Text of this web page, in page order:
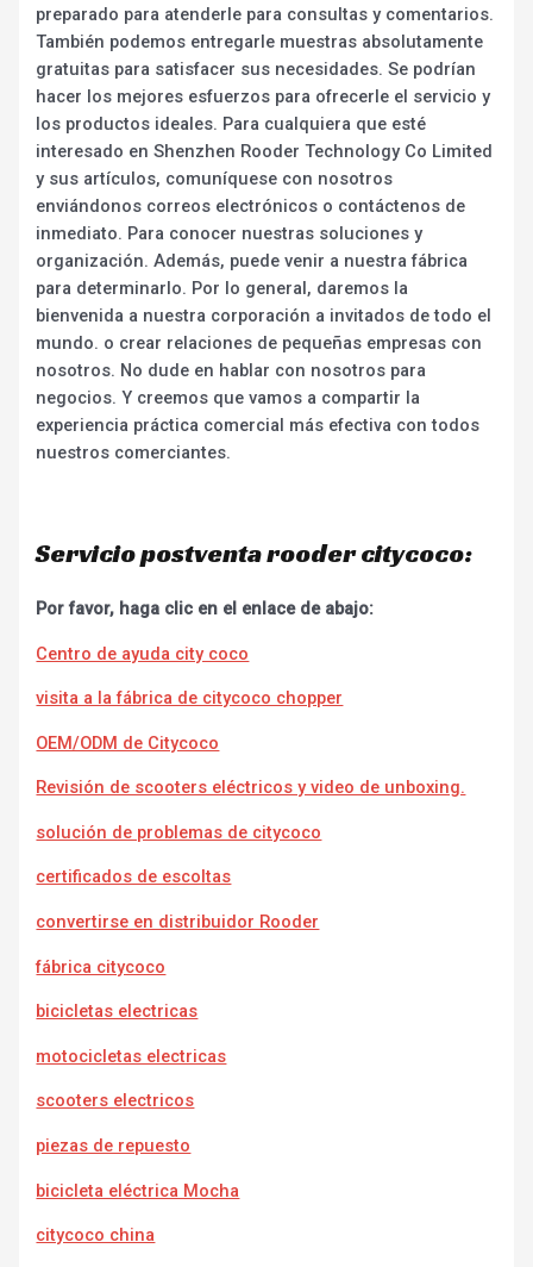
preparado para atenderle para consultas y comentarios.
También podemos entregarle muestras absolutamente
gratuitas para satisfacer sus necesidades. Se podrían
hacer los mejores esfuerzos para ofrecerle el servicio y
los productos ideales. Para cualquiera que esté
interesado en Shenzhen Rooder Technology Co Limited
y sus artículos, comuníquese con nosotros
enviándonos correos electrónicos o contáctenos de
inmediato. Para conocer nuestras soluciones y
organización. Además, puede venir a nuestra fábrica
para determinarlo. Por lo general, daremos la
bienvenida a nuestra corporación a invitados de todo el
mundo. o crear relaciones de pequeñas empresas con
nosotros. No dude en hablar con nosotros para
negocios. Y creemos que vamos a compartir la
experiencia práctica comercial más efectiva con todos
nuestros comerciantes.
Servicio postventa rooder citycoco:
Por favor, haga clic en el enlace de abajo:
Centro de ayuda city coco
visita a la fábrica de citycoco chopper
OEM/ODM de Citycoco
Revisión de scooters eléctricos y video de unboxing.
solución de problemas de citycoco
certificados de escoltas
convertirse en distribuidor Rooder
fábrica citycoco
bicicletas electricas
motocicletas electricas
scooters electricos
piezas de repuesto
bicicleta eléctrica Mocha
citycoco china